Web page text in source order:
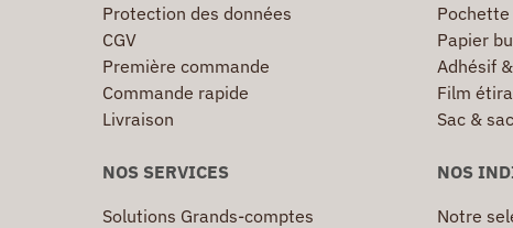
Protection des données
CGV
Première commande
Commande rapide
Livraison
Papier
Adhésif
Film
Sac &
NOS SERVICES
Solutions Grands-comptes
NOS
Notre